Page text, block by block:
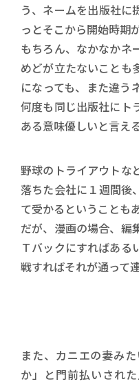
う、ネームを出版社に
っとそこから開始時期
もちろん、なかなかネ
めどが立たないことも
になっても、また違う
何度も同じ出版社にト
ある意味優しいと言える
野球のトライアウトな
落ちた会社に１週間後
て受かるということも
だが、漫画の場合、編
Ｔバックにすればある
戦すればそれが通って
また、カニエの妻み
か」と門前払いされ